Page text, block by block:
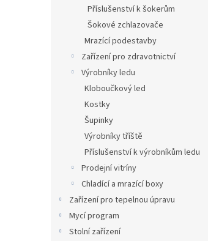
Příslušenství k šokerům
Šokové zchlazovače
Mrazící podestavby
Zařízení pro zdravotnictví
Výrobníky ledu
Kloboučkový led
Kostky
Šupinky
Výrobníky tříště
Příslušenství k výrobníkům ledu
Prodejní vitríny
Chladící a mrazící boxy
Zařízení pro tepelnou úpravu
Mycí program
Stolní zařízení